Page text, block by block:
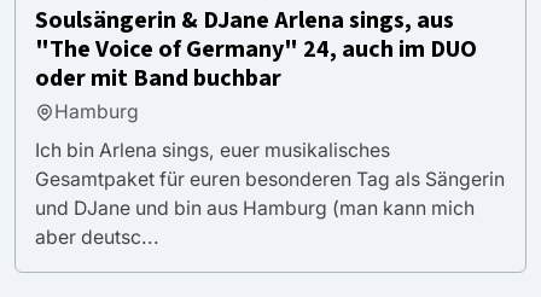
Soulsängerin & DJane Arlena sings, aus
"The Voice of Germany" 24, auch im DUO
oder mit Band buchbar
Hamburg
Ich bin Arlena sings, euer musikalisches
Gesamtpaket für euren besonderen Tag als Sängerin
und DJane und bin aus Hamburg (man kann mich
aber deutsc...